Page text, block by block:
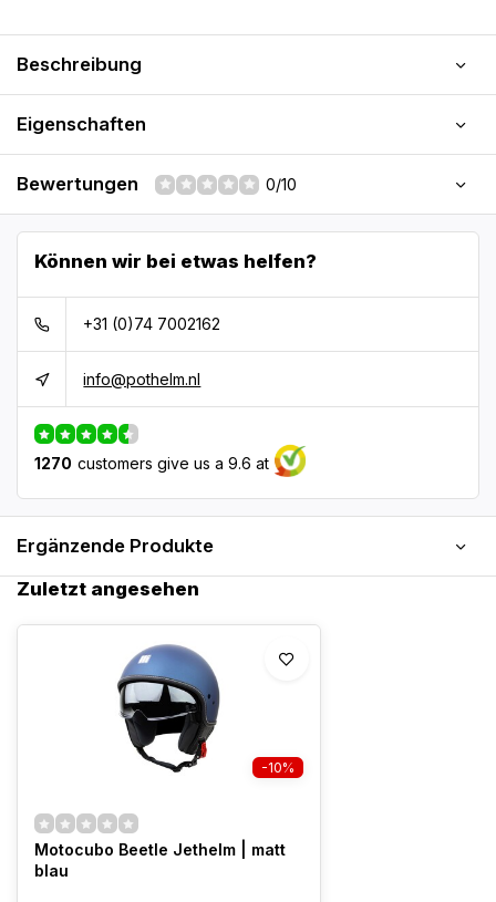
Beschreibung
Eigenschaften
Bewertungen 0/10
Können wir bei etwas helfen?
+31 (0)74 7002162
info@pothelm.nl
1270 customers give us a 9.6 at
Ergänzende Produkte
Zuletzt angesehen
-10%
Motocubo Beetle Jethelm | matt
blau